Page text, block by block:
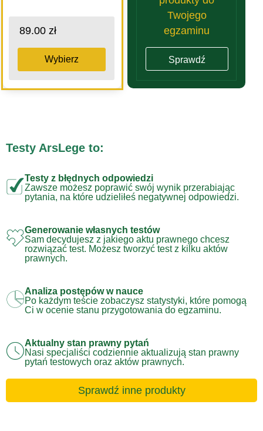
89.00 zł
Wybierz
Twojego
egzaminu
Sprawdź
Testy ArsLege to:
Testy z błędnych odpowiedzi
Zawsze możesz poprawić swój wynik przerabiając
pytania, na które udzieliłeś negatywnej odpowiedzi.
Generowanie własnych testów
Sam decydujesz z jakiego aktu prawnego chcesz
rozwiązać test. Możesz tworzyć test z kilku aktów
prawnych.
Analiza postępów w nauce
Po każdym teście zobaczysz statystyki, które pomogą
Ci w ocenie stanu przygotowania do egzaminu.
Aktualny stan prawny pytań
Nasi specjaliści codziennie aktualizują stan prawny
pytań testowych oraz aktów prawnych.
Sprawdź inne produkty